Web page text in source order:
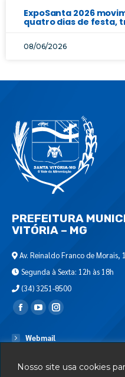
Nosso site usa cookies
ExpoSanta 2026
quatro dias de festa,
08/06/2026
PREFEITURA
VITÓRIA – MG
Av. Reinaldo Franco de Morais,
Segunda à Sexta: 12h às 18h
(34) 3251-8500
Encontre-nos em:
Webmail